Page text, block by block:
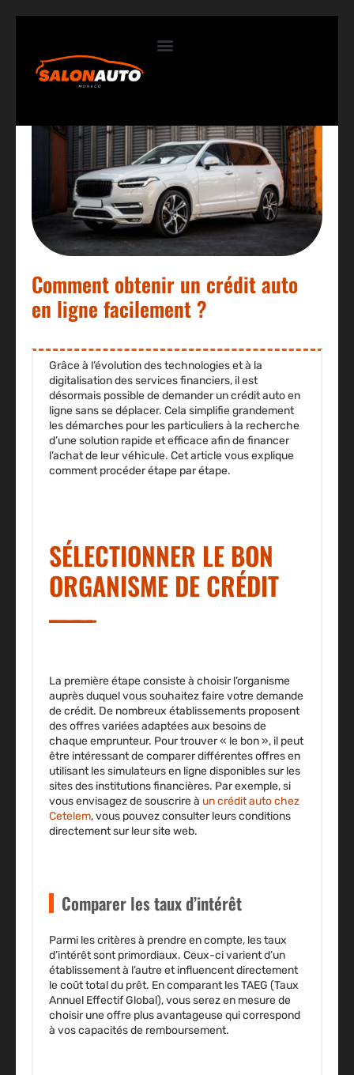
Comment obtenir un crédit auto
en ligne facilement ?
Grâce à l’évolution des technologies et à la
digitalisation des services financiers, il est
désormais possible de demander uncrédit auto en
lignesans se déplacer. Cela simplifie grandement
les démarches pour les particuliers à la recherche
d’une solution rapide et efficace afin de financer
l’achat de leur véhicule. Cet article vous explique
comment procéder étape par étape.
SÉLECTIONNER LE BON
ORGANISME DE CRÉDIT
La première étape consiste à choisir l’organisme
auprès duquel vous souhaitez faire votre demande
de crédit. De nombreux établissements proposent
des offres variées adaptées aux besoins de
chaque emprunteur. Pour trouver« le bon », il peut
être intéressant de comparer différentes offres en
utilisant lessimulateurs en lignedisponibles sur les
sites des institutions financières. Par exemple, si
vous envisagez de souscrire à un crédit auto chez
Cetelem, vous pouvez consulter leurs conditions
directement sur leur site web.
Comparer les taux d’intérêt
Parmi les critères à prendre en compte, lestaux
d’intérêtsont primordiaux. Ceux-ci varient d’un
établissement à l’autre et influencent directement
le coût total du prêt. En comparant lesTAEG (Taux
Annuel Effectif Global), vous serez en mesure de
choisir une offre plus avantageuse qui correspond
à vos capacités de remboursement.